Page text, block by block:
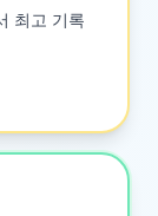
최고 기록